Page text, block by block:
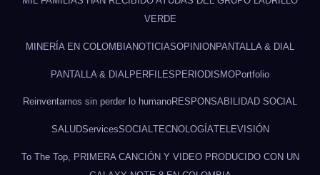
VERDE
MINERÍA EN COLOMBIA NOTICIASOPINION PANTALLA & DIAL
PANTALLA & DIAL PERFILESPERIODISMOPortfolio
Reinventarnos sin perder lo humanoRESPONSABILIDAD SOCIAL
SALUDServicesSOCIALTECNOLOGÍATELEVISIÓN
To The Top, PRIMERA CANCIÓN Y VIDEO PRODUCIDO CON UN